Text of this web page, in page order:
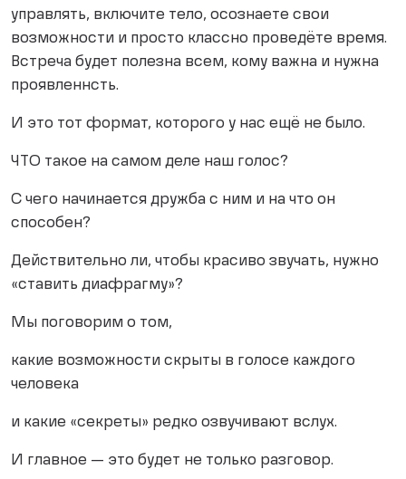
управлять, включите тело, осознаете свои
возможности и просто классно проведёте время.
Встреча будет полезна всем, кому важна и нужна
проявленнсть.
И это тот формат, которого у нас ещё не было.
ЧТО такое на самом деле наш голос?
С чего начинается дружба с ним и на что он
способен?
Действительно ли, чтобы красиво звучать, нужно
«ставить диафрагму»?
Мы поговорим о том,
какие возможности скрыты в голосе каждого
человека
и какие «секреты» редко озвучивают вслух.
И главное — это будет не только разговор.